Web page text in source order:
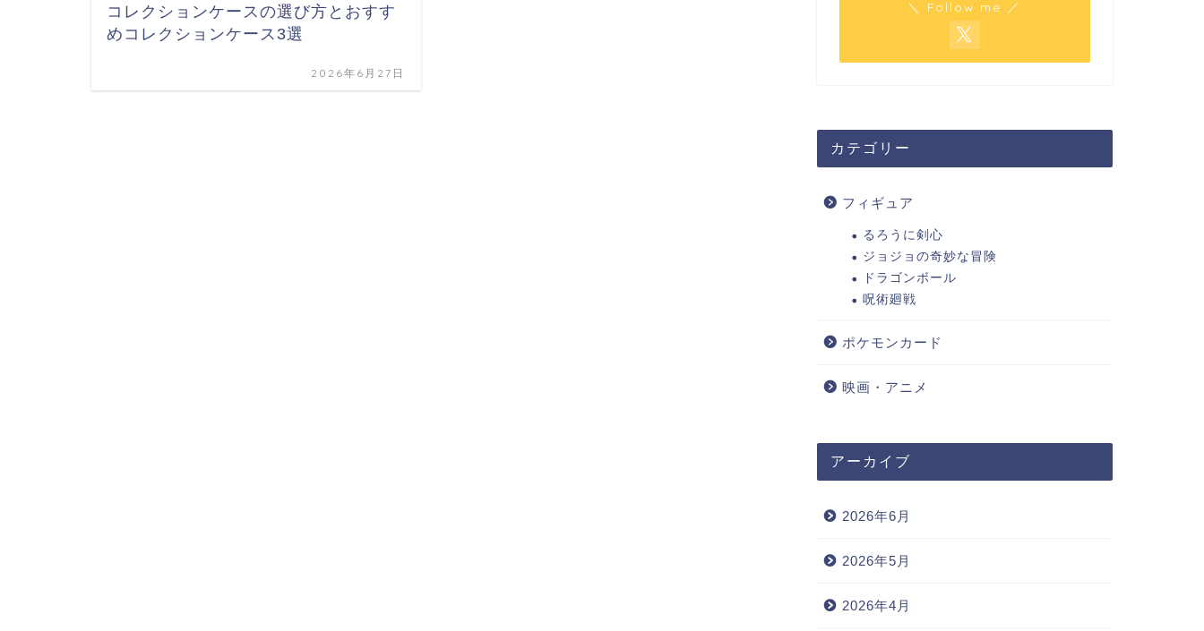
コレクションケースの選び方とおすす
めコレクションケース3選
2026年6月27日
＼ Follow me ／
カテゴリー
フィギュア
るろうに剣心
ジョジョの奇妙な冒険
ドラゴンボール
呪術廻戦
ポケモンカード
映画・アニメ
アーカイブ
2026年6月
2026年5月
2026年4月